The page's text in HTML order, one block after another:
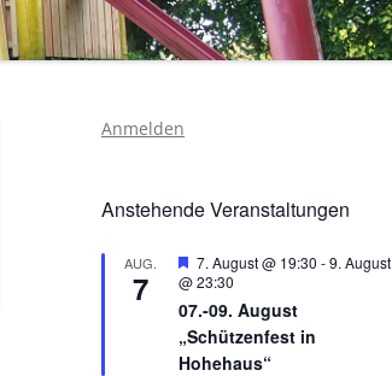
Anmelden
Anstehende Veranstaltungen
AUG.
7
Hervorgehoben
7. August @ 19:30 -9. August
@ 23:30
07.-09. August
„Schützenfest in
Hohehaus“